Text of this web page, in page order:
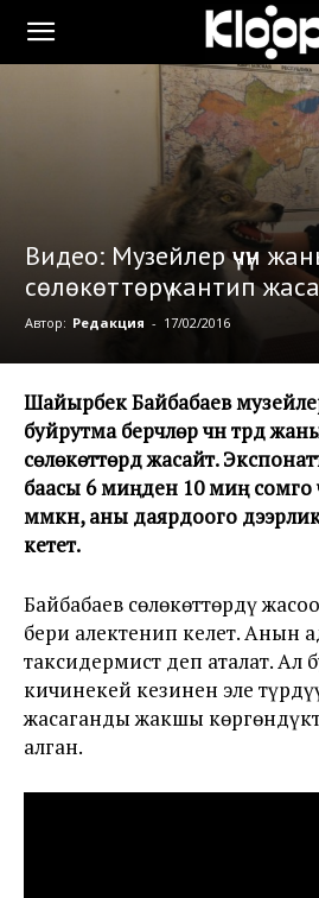
Видео: Музейлер үчүн
сөлөкөттөрү кантип
Автор: Редакция - 17/02/2016
Шайырбек Байбабаев
буйрутма берүүчүлөр үчүн түрдүү
сөлөкөттөрдү жасайт.
баасы 6 миңден 10 миң
мүмкүн, аны даярдоого
кетет.
Байбабаев сөлөкөттөрдү
бери алектенип келет. Анын
таксидермист деп аталат. Ал
кичинекей кезинен эле
жасаганды жакшы
алган.